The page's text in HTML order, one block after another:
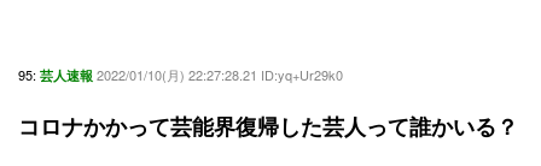
95: 芸人速報 2022/01/10(月) 22:27:28.21 ID:yq+Ur29k0
コロナかかって芸能界復帰した芸人って誰かいる？